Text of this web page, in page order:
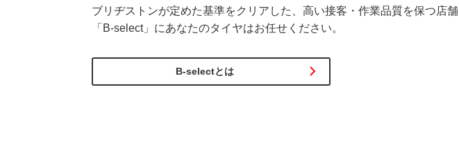
ブリヂストンが定めた基準をクリアした、高い接客・作業品質を保つ店舗
「B-select」にあなたのタイヤはお任せください。
B-selectとは